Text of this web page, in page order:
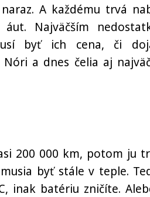
A každému trvá
Najväčším
byť ich cena, či
a dnes čelia aj
200 000 km, potom ju
byť stále v teple.
inak batériu zničíte.